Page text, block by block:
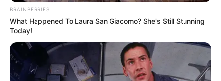
BRAINBERRIES
What Happened To Laura San Giacomo? She's Still Stunning
Today!